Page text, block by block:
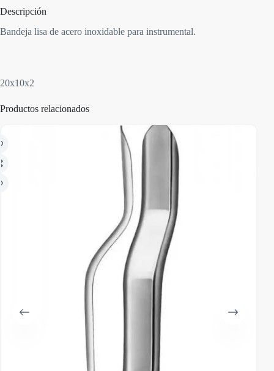
Descripción
Bandeja lisa de acero inoxidable para instrumental.
20x10x2
Productos relacionados